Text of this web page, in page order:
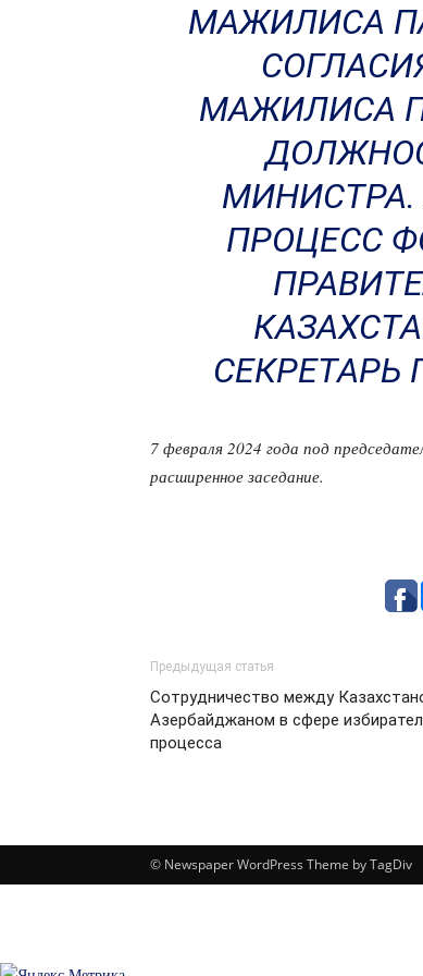
МАЖИЛИСА
МАЖИЛИСА
МИНИСТРА.
ПРОЦЕСС
СЕКРЕТАРЬ
7 февраля 2024 года под
расширенное заседание.
Предыдущая статья
Сотрудничество между
Азербайджаном в сфере
процесса
© Newspaper WordPress Theme by TagDiv